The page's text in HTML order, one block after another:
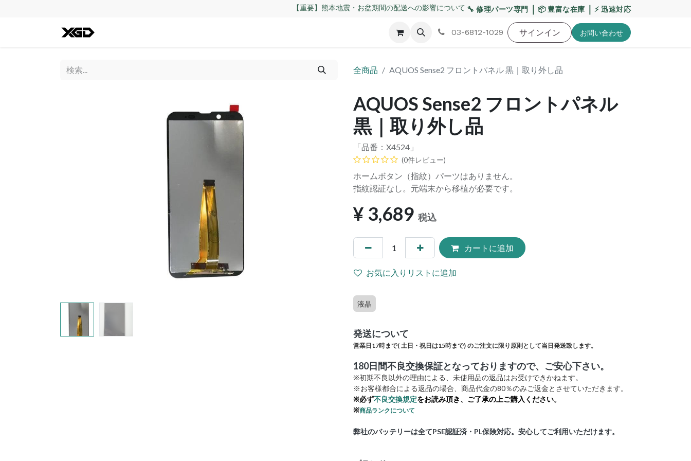
【重要】熊本地震・お盆期間の配送への影響について 【重要】平日の当日発送締切時間を17:00へ変更いた
🔧 修理パーツ専門 ｜ 📦 豊富な在庫 ｜ ⚡ 迅速対応
不良交換規定 ゲーム機 バッテリー 工具・備品 特価品 ポイントに関して
03-6812-1029 サインイン お問い​合わせ
全商品 AQUOS Sense2 フロントパネル 黒｜取り外し品
AQUOS Sense2 フロントパネル
黒｜取り外し品
「品番： X4524 」
(0件レビュー)
ホームボタン（指紋）パーツはありません。
指紋認証なし。元端末から移植が必要です。
¥ 3,689 税込
カートに追加
お気に入りリストに追加
液晶
発送について
営業日17時まで( 土日・祝日は15時まで) のご注文に限り原則として当日発送致します。
180日間不良交換保証となっておりますので、ご安心下さい。
※初期不良以外の理由による、未使用品の返品はお受けできかねます。
※お客様都合による返品の場合、商品代金の80％のみご返金とさせていただきます。
※必ず不良交換規定をお読み頂き、ご了承の上ご購入ください。
※商品ランクについて
弊社のバッテリーは全てPSE認証済・PL保険対応。安心してご利用いただけます。